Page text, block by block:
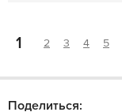
1 2 3 4 5
Поделиться: